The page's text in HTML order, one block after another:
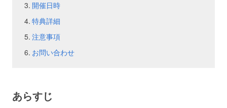
開催日時
特典詳細
注意事項
お問い合わせ
あらすじ